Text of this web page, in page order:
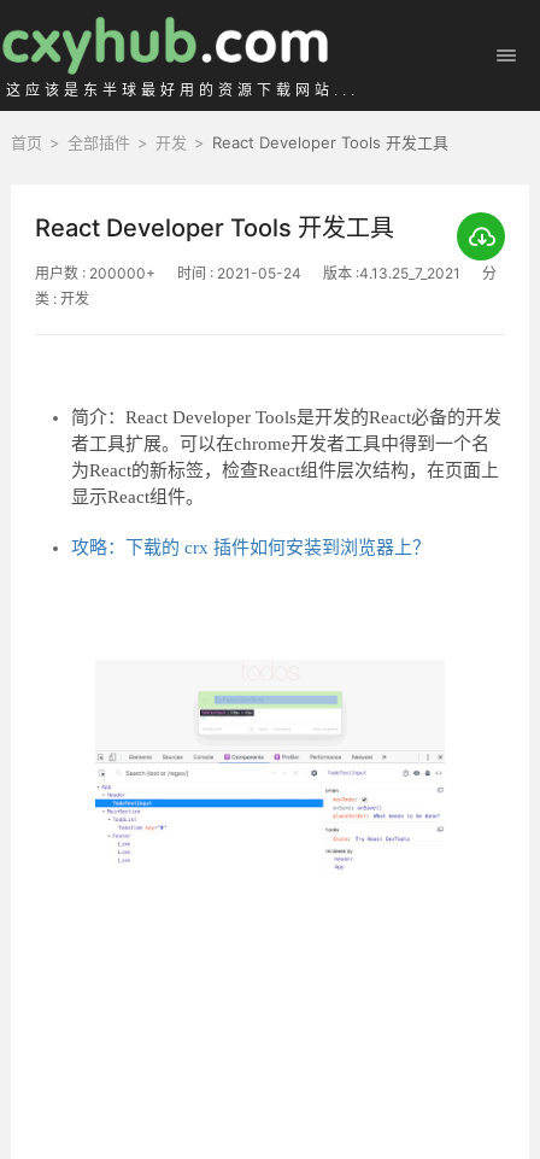
这应该是东半球最好用的资源下载网站...
首页 > 全部插件 > 开发 > React Developer Tools 开发工具
React Developer Tools 开发工具
用户数 : 200000+ 时间 : 2021-05-24 版本 :4.13.25_7_2021
分
类 : 开发
简介：React Developer Tools是开发的React必备的开发
者工具扩展。可以在chrome开发者工具中得到一个名
为React的新标签，检查React组件层次结构，在页面上
显示React组件。
攻略：下载的 crx 插件如何安装到浏览器上？